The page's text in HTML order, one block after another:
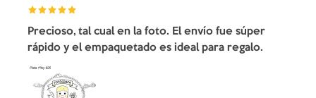
Precioso, tal cual en la foto. El envío fue súper
rápido y el empaquetado es ideal para regalo.